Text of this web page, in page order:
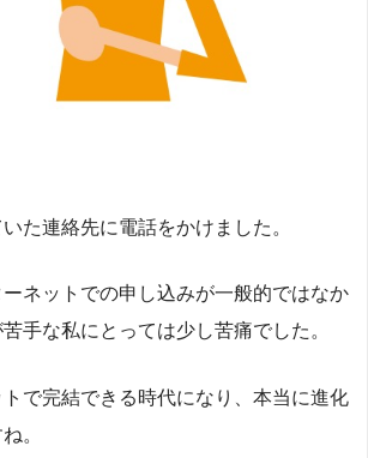
た連絡先に電話をかけました。
ネットでの申し込みが一般的ではなか
手な私にとっては少し苦痛でした。
で完結できる時代になり、本当に進化
。